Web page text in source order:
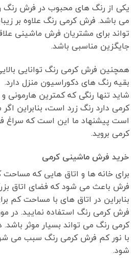
یکی از رنگ های محبوب در فرش
می باشد. فرش کرمی رنگ علاوه بر
تواند برای مشتریان فرش ماشینی
جایگزین مناسبی باشد.
همچنین فرش کرمی رنگ توانایی
بقیه رنگ های دکوراسیون منزل دارد.
شاید تنها رنگی که کمترین هارمونی
کرمی دارد رنگ زرد است، بنابراین
است پیشنهاد ما این است که سراغ
کرمی بروید.
خرید فرش ماشینی کرمی
برای خانه ها و اتاق هایی که مساحت
فرش باعث می شود که فضای اتاق
بنابراین در اتاق های با مساحت کم
فرش کرمی رنگ استفاده نمایید. در
کرمی رنگ می تواند بسیار موثر
با نور کم فرش کرمی رنگ سبب می
شود.